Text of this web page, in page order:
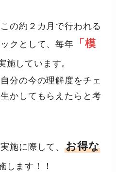
の約２カ月で行われる
クとして、毎年
「模
施しています。
分の今の理解度をチェ
かしてもらえたらと考
施に際して、お得な
します！！